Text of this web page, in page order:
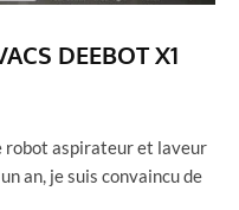
DEEBOT X1
robot aspirateur et laveur
an, je suis convaincu de